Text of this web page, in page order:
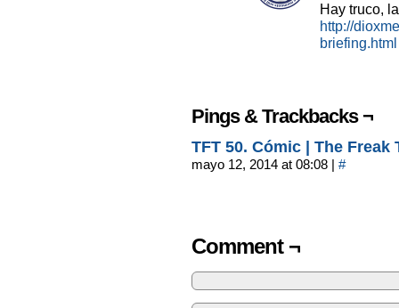
Hay truco,
http://
briefing.html
Pings & Trackbacks ¬
TFT 50. Cómic | The Freak
mayo 12, 2014 at 08:08 | #
Comment ¬